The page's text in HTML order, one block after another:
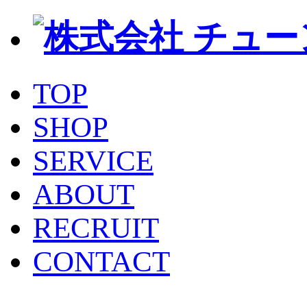
TOP
SHOP
SERVICE
ABOUT
RECRUIT
CONTACT